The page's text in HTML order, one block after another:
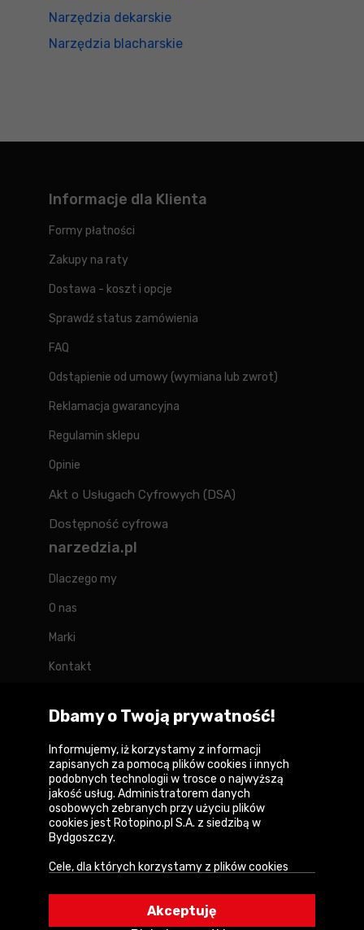
Narzędzia dekarskie
Narzędzia blacharskie
Informacje dla Klienta
Formy płatności
Zakupy na raty
Dostawa - koszt i opcje
Sprawdź status zamówienia
FAQ
Odstąpienie od umowy (wymiana lub zwrot)
Reklamacja gwarancyjna
Regulamin sklepu
Opinie
Akt o Usługach Cyfrowych (DSA)
Dostępność cyfrowa
narzedzia.pl
Dlaczego my
O nas
Marki
Kontakt
Forum
Copyright © 2026
Polityka prywatności i zasady korzystania z
serwisu
Informacja o plikach cookies
Dbamy o Twoją prywatność!
Informujemy, iż korzystamy z informacji
zapisanych za pomocą plików cookies i innych
podobnych technologii w trosce o najwyższą
jakość usług. Administratorem danych
osobowych zebranych przy użyciu plików
cookies jest Rotopino.pl S.A. z siedzibą w
Bydgoszczy.
Cele, dla których korzystamy z plików cookies
• Uwierzytelnienie użytkowników w serwisie,
Akceptuję